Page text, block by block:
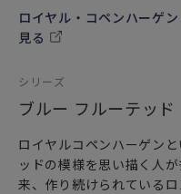
ロイヤル・コペンハーゲ
見る
シリーズ
ブルー フルーテッド
ロイヤルコペンハーゲン
ッドの模様を思い描く人
来、作り続けられている